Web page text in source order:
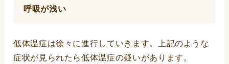
呼吸が浅い
低体温症は徐々に進行していきます。上記のような
症状が見られたら低体温症の疑いがあります。